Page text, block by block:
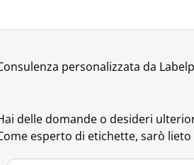
personalizzata da
delle domande o desideri
esperto di etichette, sarò